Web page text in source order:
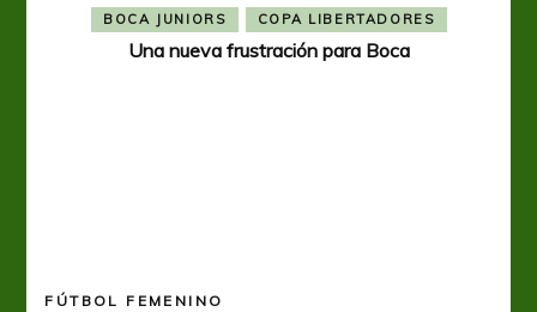
BOCA JUNIORS COPA LIBERTADORES
Una nueva frustración para Boca
FÚTBOL FEMENINO